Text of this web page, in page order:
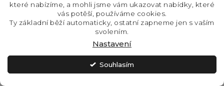
které nabízíme, a mohli jsme vám ukazovat nabídky, které
vás potěší, používáme cookies.
Ty základní běží automaticky, ostatní zapneme jen s vaším
svolením.
Nastavení
Souhlasím
Elica 0
Franke 0